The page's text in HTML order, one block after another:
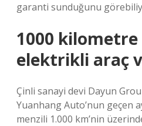
garanti sunduğunu
1000 kilometre
elektrikli araç
Çinli sanayi devi Dayun
Yuanhang Auto’nun geçen
menzili 1.000 km’nin